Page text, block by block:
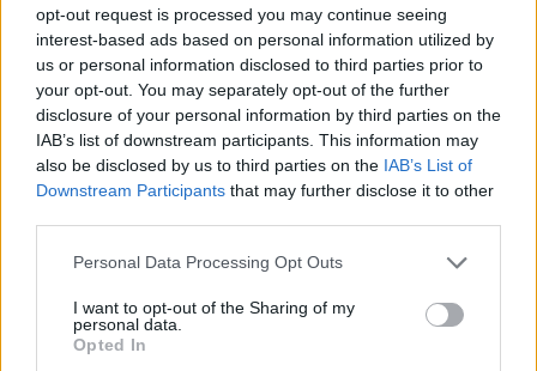
opt-out request is processed you may continue seeing
interest-based ads based on personal information utilized by
us or personal information disclosed to third parties prior to
your opt-out. You may separately opt-out of the further
disclosure of your personal information by third parties on the
IAB’s list of downstream participants. This information may
also be disclosed by us to third parties on the IAB’s List of
Downstream Participants that may further disclose it to other
Personal Data Processing Opt Outs
I want to opt-out of the Sharing of my
personal data.
Opted In
Huggern goes big block with 427 ZL-1! 551 svar
Senaste inlägget avhugger69 torsdag 23:01iProjekt
Camaro som bruksbil?! 57 svar
Senaste inlägget avEv_volvo142 torsdag 22:10iProjekt
Volkswagen split bus t1 1962 2559 svar
Senaste inlägget avDr_snuggels torsdag 21:09i Projekt
Senaste inlägget av16vt4m torsdag 19:51
Vw 1956 oval prosjekt 11 svar
Senaste inlägget av